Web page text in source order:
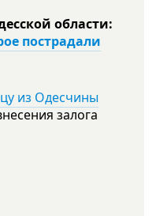
области:
пострадали
из Одесчины
залога